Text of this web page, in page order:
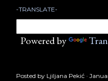
-TRANSLATE-
Powered by
Posted by Ljiljana Pekić